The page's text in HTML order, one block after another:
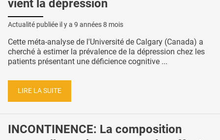
vient la dépression
Actualité publiée il y a 9 années 8 mois
Cette méta-analyse de l'Université de Calgary (Canada) a
cherché à estimer la prévalence de la dépression chez les
patients présentant une déficience cognitive ...
LIRE LA SUITE
INCONTINENCE: La composition